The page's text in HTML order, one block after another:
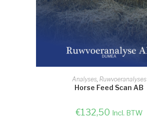
SELECTEER OPTIE
Analyses, Ruwvoeranalyses
Horse Feed Scan AB
€132,50 Incl. BTW